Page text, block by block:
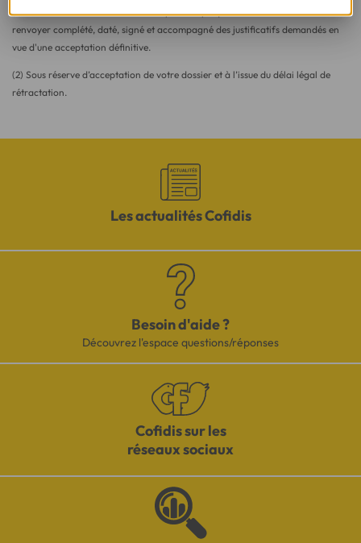
(1) Vous recevrez ensuite un contrat pré-rempli qu'il vous faudra nous
renvoyer complété, daté, signé et accompagné des justificatifs demandés en
vue d'une acceptation définitive.
(2) Sous réserve d’acceptation de votre dossier et à l’issue du délai légal de
rétractation.
Les actualités Cofidis
Besoin d'aide ?
Découvrez l'espace questions/réponses
Cofidis sur les
réseaux sociaux